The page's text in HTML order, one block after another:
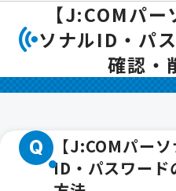
【J:COMパ
ソナルID・パ
確認・
Q
【J:COMパー
ID・パスワード